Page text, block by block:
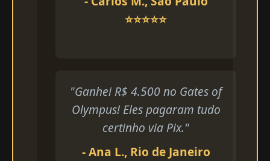
⭐⭐⭐⭐⭐
"Ganhei R$ 4.500 no Gates of
Olympus! Eles pagaram tudo
certinho via Pix."
- Ana L., Rio de Janeiro